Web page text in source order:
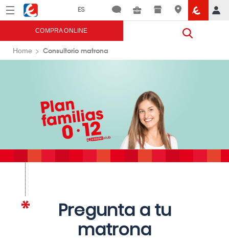
Menú Eroski
COMPRA ONLINE
Home Consultorio matrona
Pregunta a tu
matrona